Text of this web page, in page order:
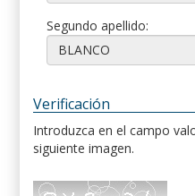
Segundo apellido:
Verificación
Introduzca en el campo
siguiente imagen.